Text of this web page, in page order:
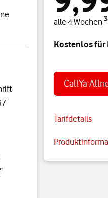
alle 4 Wochen 3
Kostenlos für
CallYa
Tarifdetails